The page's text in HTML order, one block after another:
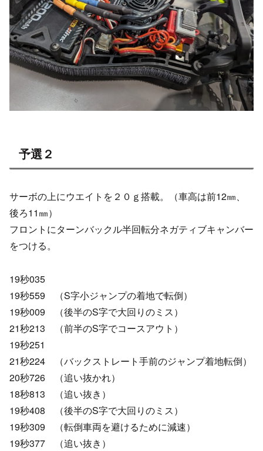
予選２
サーボの上にウエイトを２０ｇ搭載。（車高は前12㎜、
後ろ11㎜）
フロントにターンバックル半回転分ネガティブキャンバー
をつける。
19秒035
19秒559 （S字小ジャンプの着地で転倒）
19秒009 （後半のS字で大回りのミス）
21秒213 （前半のS字でコースアウト）
19秒251
21秒224 （バックストレート手前のジャンプ着地転倒）
20秒726 （追い抜かれ）
18秒813 （追い抜き）
19秒408 （後半のS字で大回りのミス）
19秒309 （転倒車両を避けるために減速）
19秒377 （追い抜き）